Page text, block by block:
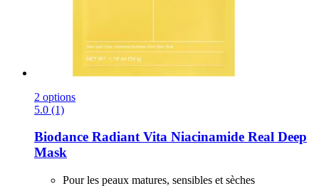
2 options
5.0 (1)
Biodance Radiant Vita Niacinamide Real Deep
Mask
Pour les peaux matures, sensibles et sèches